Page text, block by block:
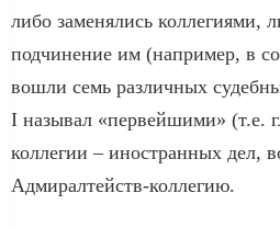
либо заменялись коллегиями,
подчинение им (например, в
вошли семь различных
I называл «первейшими» (т.е.
коллегии – иностранных дел,
Адмиралтейств-коллегию.